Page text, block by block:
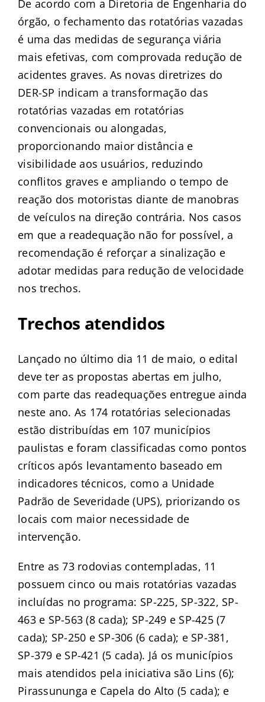
De acordo com a Diretoria de Engenharia do
órgão, o fechamento das rotatórias vazadas
é uma das medidas de segurança viária
mais efetivas, com comprovada redução de
acidentes graves. As novas diretrizes do
DER-SP indicam a transformação das
rotatórias vazadas em rotatórias
convencionais ou alongadas,
proporcionando maior distância e
visibilidade aos usuários, reduzindo
conflitos graves e ampliando o tempo de
reação dos motoristas diante de manobras
de veículos na direção contrária. Nos casos
em que a readequação não for possível, a
recomendação é reforçar a sinalização e
adotar medidas para redução de velocidade
nos trechos.
Trechos atendidos
Lançado no último dia 11 de maio, o edital
deve ter as propostas abertas em julho,
com parte das readequações entregue ainda
neste ano. As 174 rotatórias selecionadas
estão distribuídas em 107 municípios
paulistas e foram classificadas como pontos
críticos após levantamento baseado em
indicadores técnicos, como a Unidade
Padrão de Severidade (UPS), priorizando os
locais com maior necessidade de
intervenção.
Entre as 73 rodovias contempladas, 11
possuem cinco ou mais rotatórias vazadas
incluídas no programa: SP-225, SP-322, SP-
463 e SP-563 (8 cada); SP-249 e SP-425 (7
cada); SP-250 e SP-306 (6 cada); e SP-381,
SP-379 e SP-421 (5 cada). Já os municípios
mais atendidos pela iniciativa são Lins (6);
Pirassununga e Capela do Alto (5 cada); e